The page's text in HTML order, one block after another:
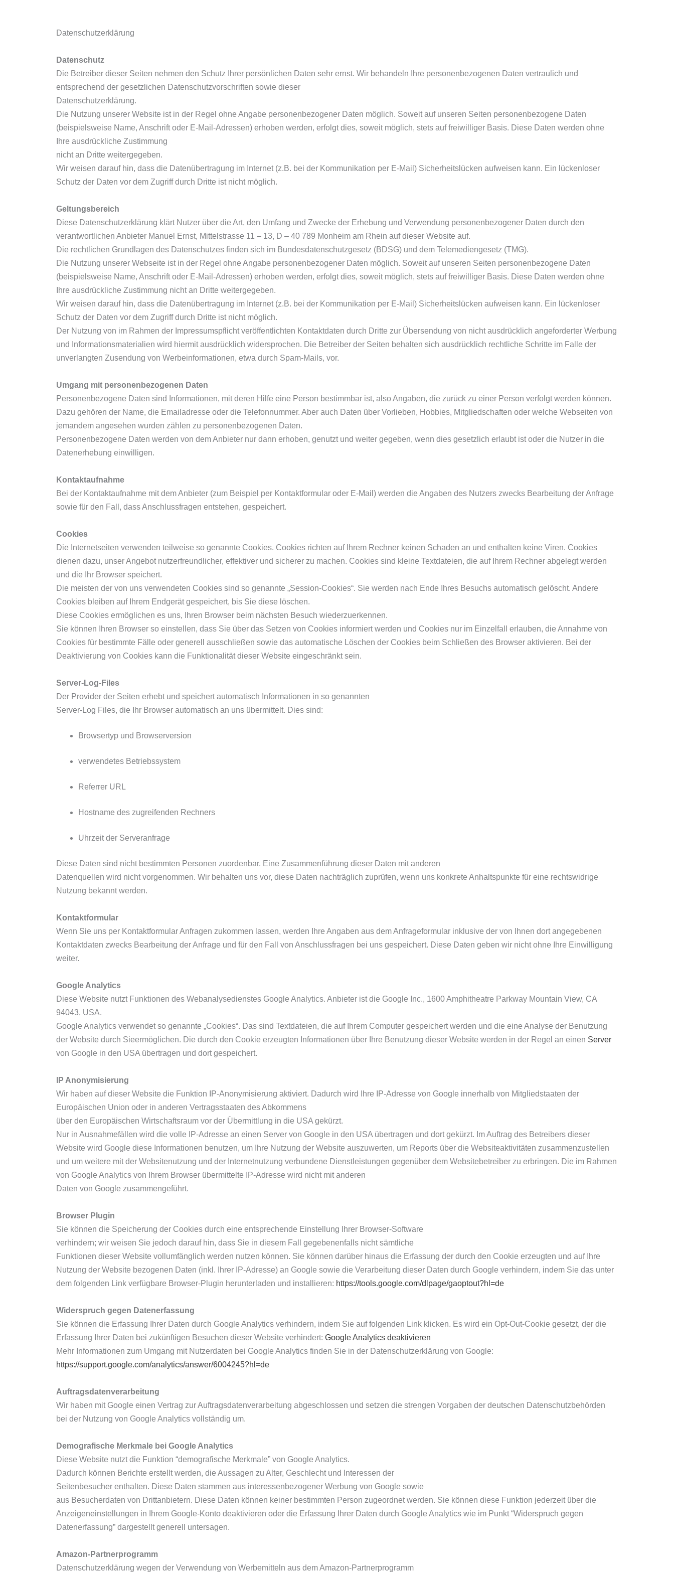
Datenschutzerklärung
Datenschutz
Die Betreiber dieser Seiten nehmen den Schutz Ihrer persönlichen Daten sehr ernst. Wir behandeln Ihre personenbezogenen Daten vertraulich und
entsprechend der gesetzlichen Datenschutzvorschriften sowie dieser
Datenschutzerklärung.
Die Nutzung unserer Website ist in der Regel ohne Angabe personenbezogener Daten möglich. Soweit auf unseren Seiten personenbezogene Daten
(beispielsweise Name, Anschrift oder E-Mail-Adressen) erhoben werden, erfolgt dies, soweit möglich, stets auf freiwilliger Basis. Diese Daten werden ohne
Ihre ausdrückliche Zustimmung
nicht an Dritte weitergegeben.
Wir weisen darauf hin, dass die Datenübertragung im Internet (z.B. bei der Kommunikation per E-Mail) Sicherheitslücken aufweisen kann. Ein lückenloser
Schutz der Daten vor dem Zugriff durch Dritte ist nicht möglich.
Geltungsbereich
Diese Datenschutzerklärung klärt Nutzer über die Art, den Umfang und Zwecke der Erhebung und Verwendung personenbezogener Daten durch den
verantwortlichen Anbieter Manuel Ernst, Mittelstrasse 11 – 13, D – 40 789 Monheim am Rhein auf dieser Website auf.
Die rechtlichen Grundlagen des Datenschutzes finden sich im Bundesdatenschutzgesetz (BDSG) und dem Telemediengesetz (TMG).
Die Nutzung unserer Webseite ist in der Regel ohne Angabe personenbezogener Daten möglich. Soweit auf unseren Seiten personenbezogene Daten
(beispielsweise Name, Anschrift oder E-Mail-Adressen) erhoben werden, erfolgt dies, soweit möglich, stets auf freiwilliger Basis. Diese Daten werden ohne
Ihre ausdrückliche Zustimmung nicht an Dritte weitergegeben.
Wir weisen darauf hin, dass die Datenübertragung im Internet (z.B. bei der Kommunikation per E-Mail) Sicherheitslücken aufweisen kann. Ein lückenloser
Schutz der Daten vor dem Zugriff durch Dritte ist nicht möglich.
Der Nutzung von im Rahmen der Impressumspflicht veröffentlichten Kontaktdaten durch Dritte zur Übersendung von nicht ausdrücklich angeforderter Werbung
und Informationsmaterialien wird hiermit ausdrücklich widersprochen. Die Betreiber der Seiten behalten sich ausdrücklich rechtliche Schritte im Falle der
unverlangten Zusendung von Werbeinformationen, etwa durch Spam-Mails, vor.
Umgang mit personenbezogenen Daten
Personenbezogene Daten sind Informationen, mit deren Hilfe eine Person bestimmbar ist, also Angaben, die zurück zu einer Person verfolgt werden können.
Dazu gehören der Name, die Emailadresse oder die Telefonnummer. Aber auch Daten über Vorlieben, Hobbies, Mitgliedschaften oder welche Webseiten von
jemandem angesehen wurden zählen zu personenbezogenen Daten.
Personenbezogene Daten werden von dem Anbieter nur dann erhoben, genutzt und weiter gegeben, wenn dies gesetzlich erlaubt ist oder die Nutzer in die
Datenerhebung einwilligen.
Kontaktaufnahme
Bei der Kontaktaufnahme mit dem Anbieter (zum Beispiel per Kontaktformular oder E-Mail) werden die Angaben des Nutzers zwecks Bearbeitung der Anfrage
sowie für den Fall, dass Anschlussfragen entstehen, gespeichert.
Cookies
Die Internetseiten verwenden teilweise so genannte Cookies. Cookies richten auf Ihrem Rechner keinen Schaden an und enthalten keine Viren. Cookies
dienen dazu, unser Angebot nutzerfreundlicher, effektiver und sicherer zu machen. Cookies sind kleine Textdateien, die auf Ihrem Rechner abgelegt werden
und die Ihr Browser speichert.
Die meisten der von uns verwendeten Cookies sind so genannte „Session-Cookies“. Sie werden nach Ende Ihres Besuchs automatisch gelöscht. Andere
Cookies bleiben auf Ihrem Endgerät gespeichert, bis Sie diese löschen.
Diese Cookies ermöglichen es uns, Ihren Browser beim nächsten Besuch wiederzuerkennen.
Sie können Ihren Browser so einstellen, dass Sie über das Setzen von Cookies informiert werden und Cookies nur im Einzelfall erlauben, die Annahme von
Cookies für bestimmte Fälle oder generell ausschließen sowie das automatische Löschen der Cookies beim Schließen des Browser aktivieren. Bei der
Deaktivierung von Cookies kann die Funktionalität dieser Website eingeschränkt sein.
Server-Log-Files
Der Provider der Seiten erhebt und speichert automatisch Informationen in so genannten
Server-Log Files, die Ihr Browser automatisch an uns übermittelt. Dies sind:
Browsertyp und Browserversion
verwendetes Betriebssystem
Referrer URL
Hostname des zugreifenden Rechners
Uhrzeit der Serveranfrage
Diese Daten sind nicht bestimmten Personen zuordenbar. Eine Zusammenführung dieser Daten mit anderen
Datenquellen wird nicht vorgenommen. Wir behalten uns vor, diese Daten nachträglich zuprüfen, wenn uns konkrete Anhaltspunkte für eine rechtswidrige
Nutzung bekannt werden.
Kontaktformular
Wenn Sie uns per Kontaktformular Anfragen zukommen lassen, werden Ihre Angaben aus dem Anfrageformular inklusive der von Ihnen dort angegebenen
Kontaktdaten zwecks Bearbeitung der Anfrage und für den Fall von Anschlussfragen bei uns gespeichert. Diese Daten geben wir nicht ohne Ihre Einwilligung
weiter.
Google Analytics
Diese Website nutzt Funktionen des Webanalysedienstes Google Analytics. Anbieter ist die Google Inc., 1600 Amphitheatre Parkway Mountain View, CA
94043, USA.
Google Analytics verwendet so genannte „Cookies“. Das sind Textdateien, die auf Ihrem Computer gespeichert werden und die eine Analyse der Benutzung
der Website durch Sieermöglichen. Die durch den Cookie erzeugten Informationen über Ihre Benutzung dieser Website werden in der Regel an einen Server
von Google in den USA übertragen und dort gespeichert.
IP Anonymisierung
Wir haben auf dieser Website die Funktion IP-Anonymisierung aktiviert. Dadurch wird Ihre IP-Adresse von Google innerhalb von Mitgliedstaaten der
Europäischen Union oder in anderen Vertragsstaaten des Abkommens
über den Europäischen Wirtschaftsraum vor der Übermittlung in die USA gekürzt.
Nur in Ausnahmefällen wird die volle IP-Adresse an einen Server von Google in den USA übertragen und dort gekürzt. Im Auftrag des Betreibers dieser
Website wird Google diese Informationen benutzen, um Ihre Nutzung der Website auszuwerten, um Reports über die Websiteaktivitäten zusammenzustellen
und um weitere mit der Websitenutzung und der Internetnutzung verbundene Dienstleistungen gegenüber dem Websitebetreiber zu erbringen. Die im Rahmen
von Google Analytics von Ihrem Browser übermittelte IP-Adresse wird nicht mit anderen
Daten von Google zusammengeführt.
Browser Plugin
Sie können die Speicherung der Cookies durch eine entsprechende Einstellung Ihrer Browser-Software
verhindern; wir weisen Sie jedoch darauf hin, dass Sie in diesem Fall gegebenenfalls nicht sämtliche
Funktionen dieser Website vollumfänglich werden nutzen können. Sie können darüber hinaus die Erfassung der durch den Cookie erzeugten und auf Ihre
Nutzung der Website bezogenen Daten (inkl. Ihrer IP-Adresse) an Google sowie die Verarbeitung dieser Daten durch Google verhindern, indem Sie das unter
dem folgenden Link verfügbare Browser-Plugin herunterladen und installieren: https://tools.google.com/dlpage/gaoptout?hl=de
Widerspruch gegen Datenerfassung
Sie können die Erfassung Ihrer Daten durch Google Analytics verhindern, indem Sie auf folgenden Link klicken. Es wird ein Opt-Out-Cookie gesetzt, der die
Erfassung Ihrer Daten bei zukünftigen Besuchen dieser Website verhindert: Google Analytics deaktivieren
Mehr Informationen zum Umgang mit Nutzerdaten bei Google Analytics finden Sie in der Datenschutzerklärung von Google:
https://support.google.com/analytics/answer/6004245?hl=de
Auftragsdatenverarbeitung
Wir haben mit Google einen Vertrag zur Auftragsdatenverarbeitung abgeschlossen und setzen die strengen Vorgaben der deutschen Datenschutzbehörden
bei der Nutzung von Google Analytics vollständig um.
Demografische Merkmale bei Google Analytics
Diese Website nutzt die Funktion “demografische Merkmale” von Google Analytics.
Dadurch können Berichte erstellt werden, die Aussagen zu Alter, Geschlecht und Interessen der
Seitenbesucher enthalten. Diese Daten stammen aus interessenbezogener Werbung von Google sowie
aus Besucherdaten von Drittanbietern. Diese Daten können keiner bestimmten Person zugeordnet werden. Sie können diese Funktion jederzeit über die
Anzeigeneinstellungen in Ihrem Google-Konto deaktivieren oder die Erfassung Ihrer Daten durch Google Analytics wie im Punkt “Widerspruch gegen
Datenerfassung” dargestellt generell untersagen.
Amazon-Partnerprogramm
Datenschutzerklärung wegen der Verwendung von Werbemitteln aus dem Amazon-Partnerprogramm